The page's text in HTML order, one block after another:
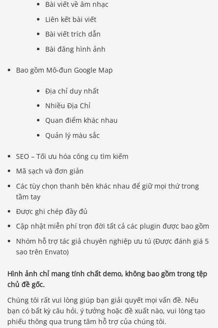
Bài viết về âm nhạc
Liên kết bài viết
Bài viết trích dẫn
Bài đăng hình ảnh
Bao gồm Mô-đun Google Map
Địa chỉ duy nhất
Nhiều Địa Chỉ
Quan điểm khác nhau
Quản lý màu sắc
SEO – Tối ưu hóa công cụ tìm kiếm
Mã sạch và đơn giản
Các tùy chọn thanh bên khác nhau để giữ mọi thứ trong
tầm tay
Được ghi chép đầy đủ
Cập nhật miễn phí trọn đời tất cả các plugin được bao gồm
Nhóm hỗ trợ tác giả chuyên nghiệp ưu tú (Được đánh giá 5
sao trên Envato)
Hình ảnh chỉ mang tính chất demo, không bao gồm trong tệp
chủ đề gốc.
Chúng tôi rất vui lòng giúp bạn giải quyết mọi vấn đề. Nếu
bạn có bất kỳ câu hỏi, ý tưởng hoặc đề xuất nào, vui lòng tạo
phiếu thông qua trung tâm hỗ trợ của chúng tôi.